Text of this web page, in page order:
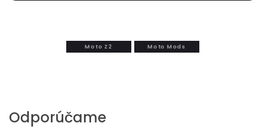
Moto Z2 Moto Mods
Odporúčame